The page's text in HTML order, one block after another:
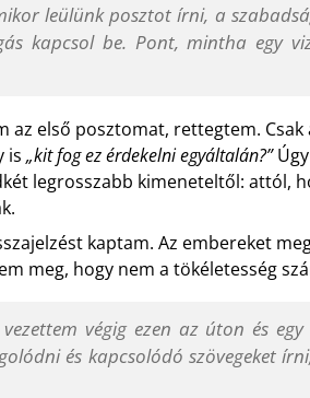
leülünk posztot írni, a
kapcsol be. Pont, mintha egy
az első posztomat, rettegtem.
is „kit fog ez érdekelni egyáltalán?”
legrosszabb kimeneteltől: attól,
kaptam. Az embereket
meg, hogy nem a tökéletesség
végig ezen az úton és
és kapcsolódó szövegeket